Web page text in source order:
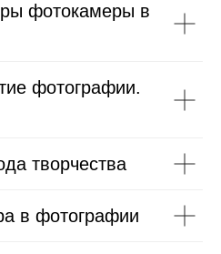
фотокамеры в
фотографии.
творчества
в фотографии